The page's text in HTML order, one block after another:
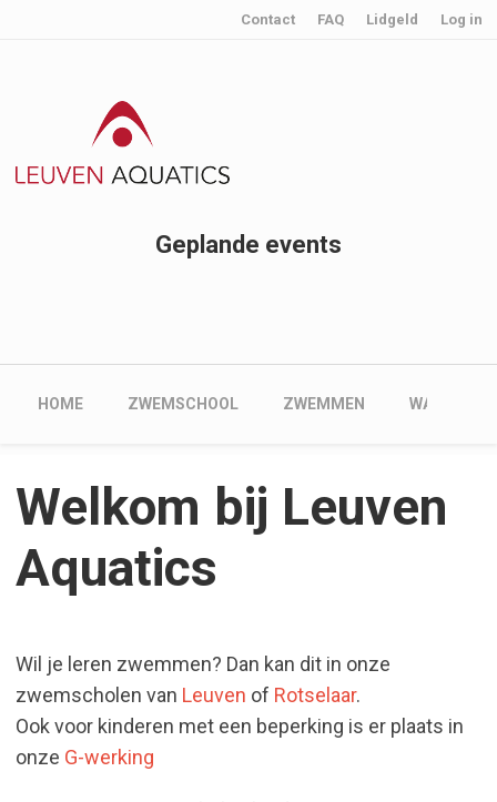
User account menu
Contact FAQ Lidgeld Log in
Geplande events
Main navigation
HOME ZWEMSCHOOL ZWEMMEN
Welkom bij Leuven
Aquatics
Wil je leren zwemmen? Dan kan dit in onze
zwemscholen van Leuven of Rotselaar.
Ook voor kinderen met een beperking is er plaats in
onze G-werking